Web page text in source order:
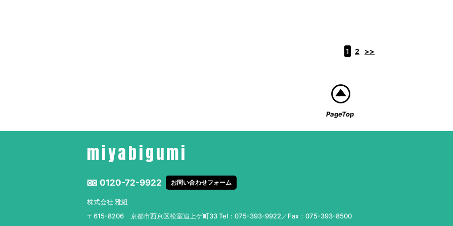
1 2 >>
PageTop
miyabigumi
0120-72-9922 お問い合わせフォーム
株式会社 雅組
〒615-8206 京都市西京区松室追上ゲ町33Tel： 075-393-9922 ／Fax：075-393-8500